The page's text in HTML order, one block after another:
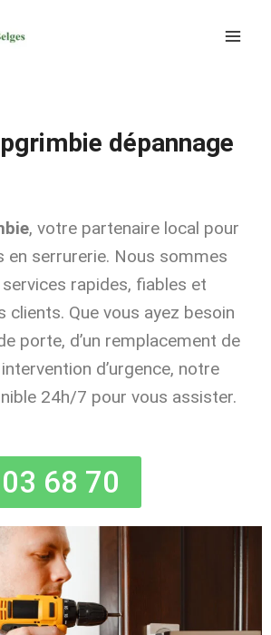
dépannage
, votre partenaire local pour
en serrurerie. Nous sommes
rapides, fiables et
clients. Que vous ayez besoin
porte, d’un remplacement de
d’urgence, notre
24h/7 pour vous assister.
68 70